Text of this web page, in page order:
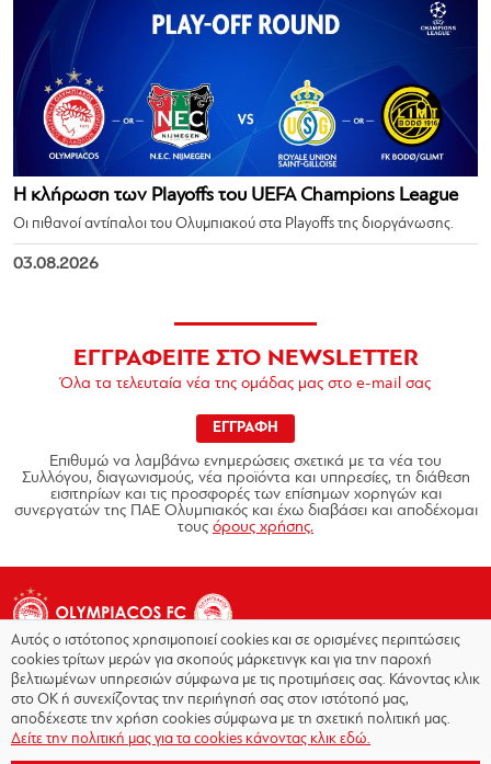
Η κλήρωση των Playoffs του UEFA Champions League
Οι πιθανοί αντίπαλοι του Ολυμπιακού στα Playoffs της διοργάνωσης.
03.08.2026
ΕΓΓΡΑΦΕΙΤΕ ΣΤΟ NEWSLETTER
Όλα τα τελευταία νέα της ομάδας μας στο e-mail σας
ΕΓΓΡΑΦΗ
Επιθυμώ να λαμβάνω ενημερώσεις σχετικά με τα νέα του
Συλλόγου, διαγωνισμούς, νέα προϊόντα και υπηρεσίες, τη διάθεση
εισιτηρίων και τις προσφορές των επίσημων χορηγών και
συνεργατών της ΠΑΕ Ολυμπιακός και έχω διαβάσει και αποδέχομαι
τους όρους χρήσης.
Copyright © 2026 - Olympiacos.org
Όροι χρήσης|Πολιτική Απορρήτου|Πολιτική
Αυτός ο ιστότοπος χρησιμοποιεί cookies και σε ορισμένες περιπτώσεις
cookies τρίτων μερών για σκοπούς μάρκετινγκ και για την παροχή
βελτιωμένων υπηρεσιών σύμφωνα με τις προτιμήσεις σας. Κάνοντας κλικ
στο OK ή συνεχίζοντας την περιήγησή σας στον ιστότοπό μας,
αποδέχεστε την χρήση cookies σύμφωνα με τη σχετική πολιτική μας.
Δείτε την πολιτική μας για τα cookies κάνοντας κλικ εδώ.